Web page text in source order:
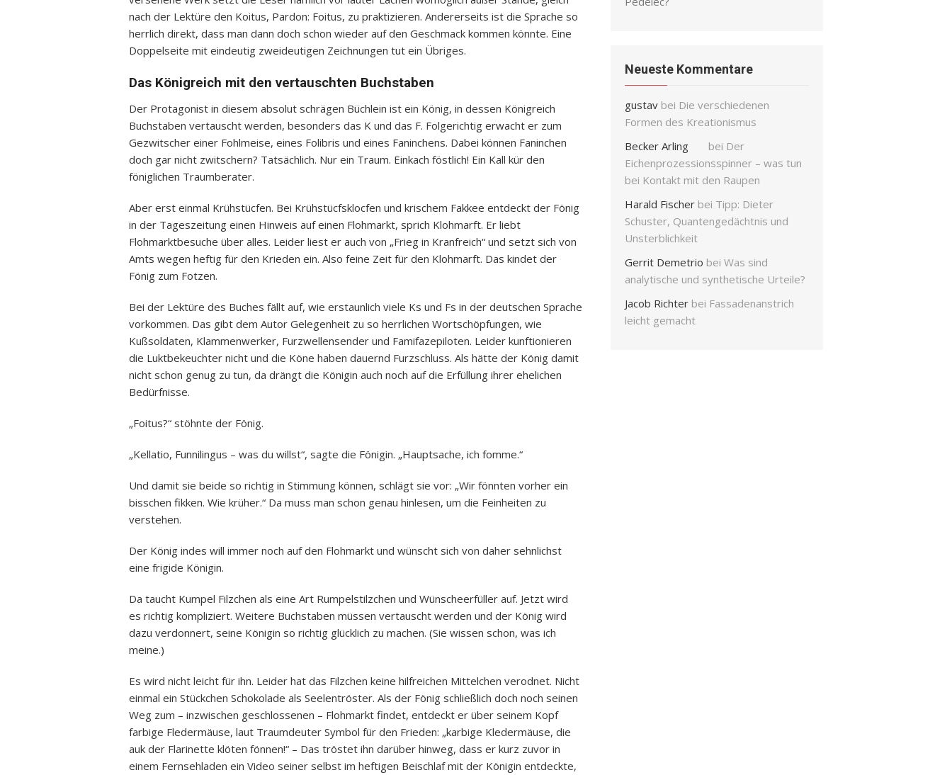
nach der Lektüre den Koitus, Pardon: Foitus, zu praktizieren. Andererseits ist die Sprache so
herrlich direkt, dass man dann doch schon wieder auf den Geschmack kommen könnte. Eine
Doppelseite mit eindeutig zweideutigen Zeichnungen tut ein Übriges.
Das Königreich mit den vertauschten Buchstaben
Der Protagonist in diesem absolut schrägen Büchlein ist ein König, in dessen Königreich
Buchstaben vertauscht werden, besonders das K und das F. Folgerichtig erwacht er zum
Gezwitscher einer Fohlmeise, eines Folibris und eines Faninchens. Dabei können Faninchen
doch gar nicht zwitschern? Tatsächlich. Nur ein Traum. Einkach föstlich! Ein Kall kür den
föniglichen Traumberater.
Aber erst einmal Krühstücfen. Bei Krühstücfsklocfen und krischem Fakkee entdeckt der Fönig
in der Tageszeitung einen Hinweis auf einen Flohmarkt, sprich Klohmarft. Er liebt
Flohmarktbesuche über alles. Leider liest er auch von „Frieg in Kranfreich“ und setzt sich von
Amts wegen heftig für den Krieden ein. Also feine Zeit für den Klohmarft. Das kindet der
Fönig zum Fotzen.
Bei der Lektüre des Buches fällt auf, wie erstaunlich viele Ks und Fs in der deutschen Sprache
vorkommen. Das gibt dem Autor Gelegenheit zu so herrlichen Wortschöpfungen, wie
Kußsoldaten, Klammenwerker, Furzwellensender und Famifazepiloten. Leider kunftionieren
die Luktbekeuchter nicht und die Köne haben dauernd Furzschluss. Als hätte der König damit
nicht schon genug zu tun, da drängt die Königin auch noch auf die Erfüllung ihrer ehelichen
Bedürfnisse.
„Foitus?“ stöhnte der Fönig.
„Kellatio, Funnilingus – was du willst“, sagte die Fönigin. „Hauptsache, ich fomme.“
Und damit sie beide so richtig in Stimmung können, schlägt sie vor: „Wir fönnten vorher ein
bisschen fikken. Wie krüher.“ Da muss man schon genau hinlesen, um die Feinheiten zu
verstehen.
Der König indes will immer noch auf den Flohmarkt und wünscht sich von daher sehnlichst
eine frigide Königin.
Da taucht Kumpel Filzchen als eine Art Rumpelstilzchen und Wünscheerfüller auf. Jetzt wird
es richtig kompliziert. Weitere Buchstaben müssen vertauscht werden und der König wird
dazu verdonnert, seine Königin so richtig glücklich zu machen. (Sie wissen schon, was ich
meine.)
Es wird nicht leicht für ihn. Leider hat das Filzchen keine hilfreichen Mittelchen verodnet. Nicht
einmal ein Stückchen Schokolade als Seelentröster. Als der Fönig schließlich doch noch seinen
Weg zum – inzwischen geschlossenen – Flohmarkt findet, entdeckt er über seinem Kopf
farbige Fledermäuse, laut Traumdeuter Symbol für den Frieden: „karbige Kledermäuse, die
auk der Flarinette klöten fönnen!“ – Das tröstet ihn darüber hinweg, dass er kurz zuvor in
einem Fernsehladen ein Video seiner selbst im heftigen Beischlaf mit der Königin entdeckte,
Neueste Kommentare
gustav bei Die verschiedenen
Formen des Kreationismus
Becker Arling
bei Der
Eichenprozessionsspinner – was tun
bei Kontakt mit den Raupen
Harald Fischer bei Tipp: Dieter
Schuster, Quantengedächtnis und
Unsterblichkeit
Gerrit Demetrio bei Was sind
analytische und synthetische Urteile?
Jacob Richter bei Fassadenanstrich
leicht gemacht